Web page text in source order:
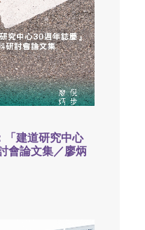
「建道研究中心
會論文集／廖炳